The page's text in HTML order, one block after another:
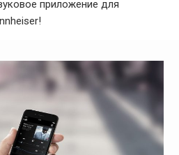
приложение для